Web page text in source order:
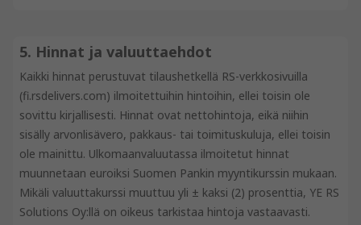
5. Hinnat ja valuuttaehdot
Kaikki hinnat perustuvat tilaushetkellä RS-verkkosivuilla
(fi.rsdelivers.com) ilmoitettuihin hintoihin, ellei toisin ole
sovittu kirjallisesti. Hinnat ovat nettohintoja, eikä niihin
sisälly arvonlisävero, pakkaus- tai toimituskuluja, ellei toisin
ole mainittu. Ulkomaanvaluutassa ilmoitetut hinnat
muunnetaan euroiksi Suomen Pankin myyntikurssin mukaan.
Mikäli valuuttakurssi muuttuu yli ± kaksi (2) prosenttia, YE RS
Solutions Oy:llä on oikeus tarkistaa hintoja vastaavasti.